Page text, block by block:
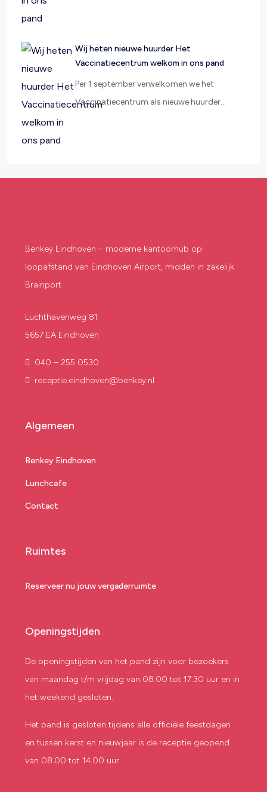
Wij heten nieuwe huurder Het
Vaccinatiecentrum welkom in ons pand
Per 1 september verwelkomen we het
Vaccinatiecentrum als nieuwe huurder…
Benkey Eindhoven – moderne kantoorhub op
loopafstand van Eindhoven Airport, midden in zakelijk
Brainport
Luchthavenweg 81
5657 EA Eindhoven
040 – 255 0530
receptie.eindhoven@benkey.nl
Algemeen
Benkey Eindhoven
Lunchcafe
Contact
Ruimtes
Reserveer nu jouw vergaderruimte
Openingstijden
De openingstijden van het pand zijn voor bezoekers
van maandag t/m vrijdag van 08.00 tot 17.30 uur en in
het weekend gesloten.
Het pand is gesloten tijdens alle officiële feestdagen
en tussen kerst en nieuwjaar is de receptie geopend
van 08.00 tot 14.00 uur.